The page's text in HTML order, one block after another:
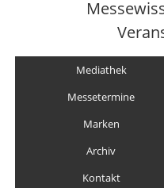
Mediathek
Messetermine
Marken
Archiv
Kontakt